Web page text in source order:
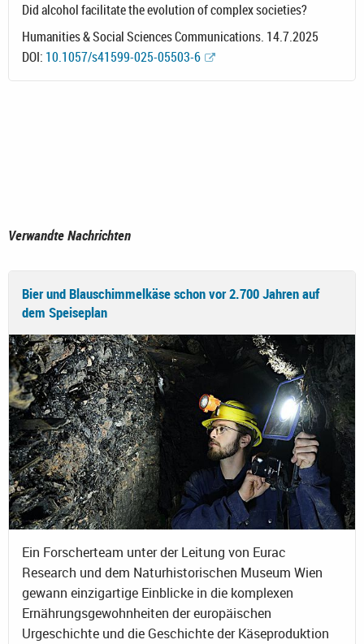
Did alcohol facilitate the evolution of complex societies?
Humanities & Social Sciences Communications. 14.7.2025
DOI: 10.1057/s41599-025-05503-6
Verwandte Nachrichten
Bier und Blauschimmelkäse schon vor 2.700 Jahren auf
dem Speiseplan
Ein Forscherteam unter der Leitung von Eurac
Research und dem Naturhistorischen Museum Wien
gewann einzigartige Einblicke in die komplexen
Ernährungsgewohnheiten der europäischen
Urgeschichte und die Geschichte der Käseproduktion